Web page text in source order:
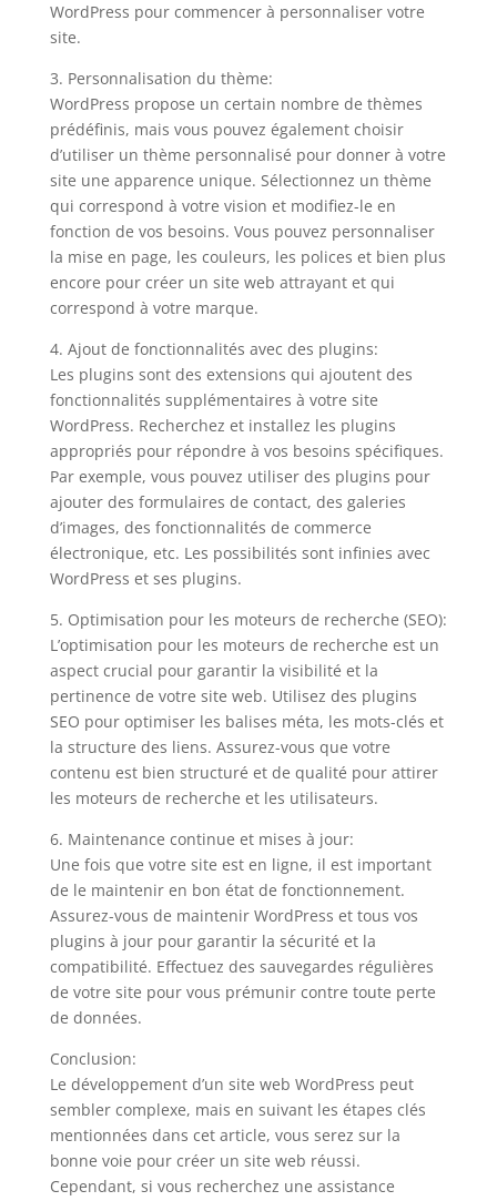
WordPress pour commencer à personnaliser votre
site.
3. Personnalisation du thème:
WordPress propose un certain nombre de thèmes
prédéfinis, mais vous pouvez également choisir
d’utiliser un thème personnalisé pour donner à votre
site une apparence unique. Sélectionnez un thème
qui correspond à votre vision et modifiez-le en
fonction de vos besoins. Vous pouvez personnaliser
la mise en page, les couleurs, les polices et bien plus
encore pour créer un site web attrayant et qui
correspond à votre marque.
4. Ajout de fonctionnalités avec des plugins:
Les plugins sont des extensions qui ajoutent des
fonctionnalités supplémentaires à votre site
WordPress. Recherchez et installez les plugins
appropriés pour répondre à vos besoins spécifiques.
Par exemple, vous pouvez utiliser des plugins pour
ajouter des formulaires de contact, des galeries
d’images, des fonctionnalités de commerce
électronique, etc. Les possibilités sont infinies avec
WordPress et ses plugins.
5. Optimisation pour les moteurs de recherche (SEO):
L’optimisation pour les moteurs de recherche est un
aspect crucial pour garantir la visibilité et la
pertinence de votre site web. Utilisez des plugins
SEO pour optimiser les balises méta, les mots-clés et
la structure des liens. Assurez-vous que votre
contenu est bien structuré et de qualité pour attirer
les moteurs de recherche et les utilisateurs.
6. Maintenance continue et mises à jour:
Une fois que votre site est en ligne, il est important
de le maintenir en bon état de fonctionnement.
Assurez-vous de maintenir WordPress et tous vos
plugins à jour pour garantir la sécurité et la
compatibilité. Effectuez des sauvegardes régulières
de votre site pour vous prémunir contre toute perte
de données.
Conclusion:
Le développement d’un site web WordPress peut
sembler complexe, mais en suivant les étapes clés
mentionnées dans cet article, vous serez sur la
bonne voie pour créer un site web réussi.
Cependant, si vous recherchez une assistance